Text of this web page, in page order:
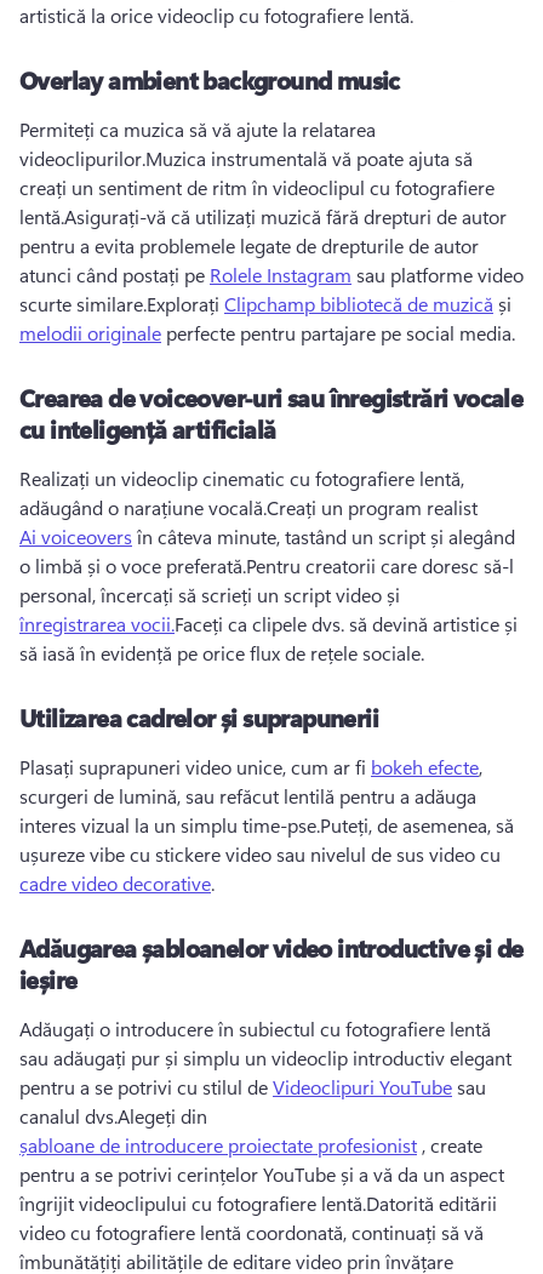
artistică la orice videoclip cu fotografiere lentă.
Overlay ambient background music
Permiteți ca muzica să vă ajute la relatarea
videoclipurilor.Muzica instrumentală vă poate ajuta să
creați un sentiment de ritm în videoclipul cu fotografiere
lentă.Asigurați-vă că utilizați muzică fără drepturi de autor
pentru a evita problemele legate de drepturile de autor
atunci când postați pe Rolele Instagram sau platforme video
scurte similare.Explorați Clipchamp bibliotecă de muzică și
melodii originale perfecte pentru partajare pe social media.
Crearea de voiceover-uri sau înregistrări vocale
cu inteligență artificială
Realizați un videoclip cinematic cu fotografiere lentă,
adăugând o narațiune vocală.Creați un program realist
Ai voiceovers în câteva minute, tastând un script și alegând
o limbă și o voce preferată.Pentru creatorii care doresc să-l
personal, încercați să scrieți un script video și
înregistrarea vocii.Faceți ca clipele dvs. să devină artistice și
să iasă în evidență pe orice flux de rețele sociale.
Utilizarea cadrelor și suprapunerii
Plasați suprapuneri video unice, cum ar fi bokeh efecte,
scurgeri de lumină, sau refăcut lentilă pentru a adăuga
interes vizual la un simplu time-pse.Puteți, de asemenea, să
ușureze vibe cu stickere video sau nivelul de sus video cu
cadre video decorative.
Adăugarea șabloanelor video introductive și de
ieșire
Adăugați o introducere în subiectul cu fotografiere lentă
sau adăugați pur și simplu un videoclip introductiv elegant
pentru a se potrivi cu stilul de Videoclipuri YouTube sau
canalul dvs.Alegeți din
șabloane de introducere proiectate profesionist , create
pentru a se potrivi cerințelor YouTube și a vă da un aspect
îngrijit videoclipului cu fotografiere lentă.Datorită editării
video cu fotografiere lentă coordonată, continuați să vă
îmbunătățiți abilitățile de editare video prin învățare